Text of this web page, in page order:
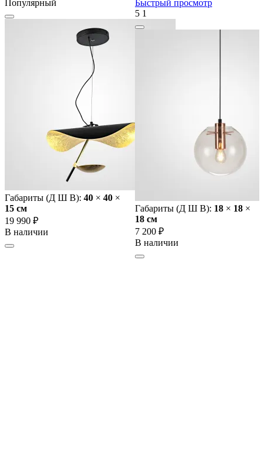
Популярный
Габариты (Д Ш В): 40 × 40 ×
15 cм
19 990 ₽
В наличии
Быстрый просмотр
5 1
Габариты (Д Ш В): 18 × 18 ×
18 cм
7 200 ₽
В наличии